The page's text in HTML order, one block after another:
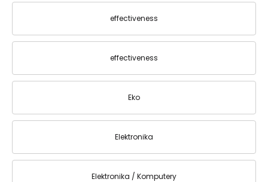
effectiveness
effectiveness
Eko
Elektronika
Elektronika / Komputery